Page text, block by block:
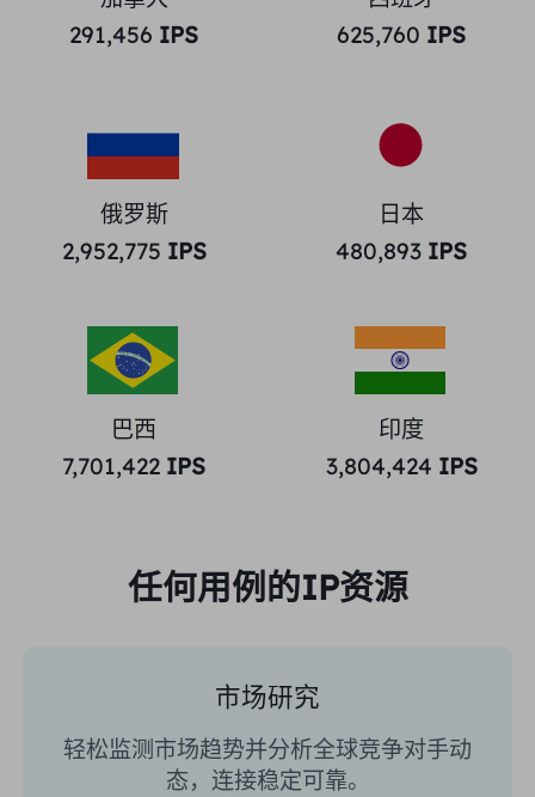
291,456 IPS
625,760 IPS
俄罗斯
2,952,775 IPS
日本
480,893 IPS
巴西
7,701,422 IPS
印度
3,804,424 IPS
任何用例的IP资源
市场研究
轻松监测市场趋势并分析全球竞争对手动
态，连接稳定可靠。